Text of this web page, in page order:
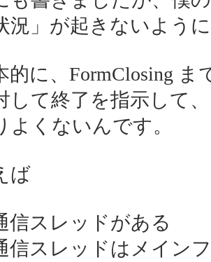
況」が起きないよう
的に、FormClosing
して終了を指示して
よくないんです。
ば
信スレッドがある
信スレッドはメイン